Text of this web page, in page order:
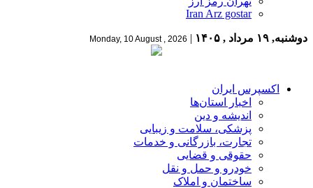
Iran Arz gostar
دوشنبه, ۱۹ مرداد , ۱۴۰۵ |
Monday, 10 August , 2026
اکسپرس ایران
اخبار استان‌ها
اندیشه و دین
پزشکی، سلامت و زیبایی
تجارت، بازرگانی و خدمات
حقوقی و قضایی
خودرو و حمل و نقل
ساختمان و املاک